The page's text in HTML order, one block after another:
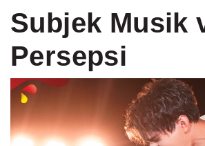
Subjek Musik
Persepsi